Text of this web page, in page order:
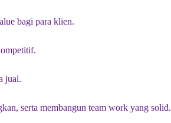
bagi para klien.
jual.
serta membangun team work yang solid.